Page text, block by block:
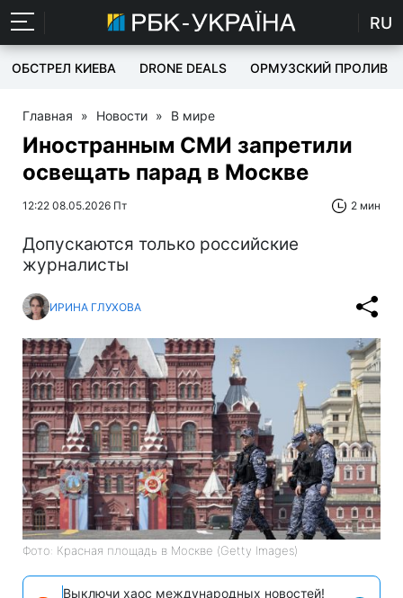
RU
ОБСТРЕЛ КИЕВА DRONE DEALS ОРМУЗСКИЙ ПРОЛИВ
Главная » Новости » В мире
Иностранным СМИ запретили
освещать парад в Москве
12:22 08.05.2026 Пт 2 мин
Допускаются только российские
журналисты
ИРИНА ГЛУХОВА
Фото: Красная площадь в Москве (Getty Images)
Выключи хаос международных новостей!